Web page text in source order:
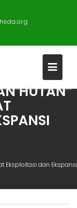
HUTAN
Eksploitasi dan Ekspansi